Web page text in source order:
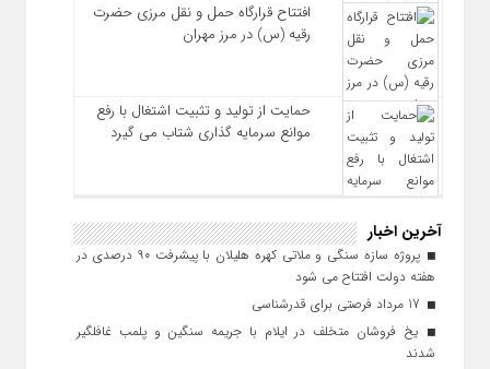
افتتاح قرارگاه حمل‌ و نقل مرزی حضرت
رقیه (س) در مرز مهران
حمایت از تولید و تثبیت اشتغال با رفع
موانع سرمایه‌ گذاری شتاب می‌ گیرد
آخرین اخبار
پروژه سازه سنگی و ملاتی کهره هلیلان با پیشرفت ۹۰ درصدی در
هفته دولت افتتاح می شود
یخ‌ فروشان متخلف در ایلام با جریمه سنگین و پلمب غافلگیر
شدند